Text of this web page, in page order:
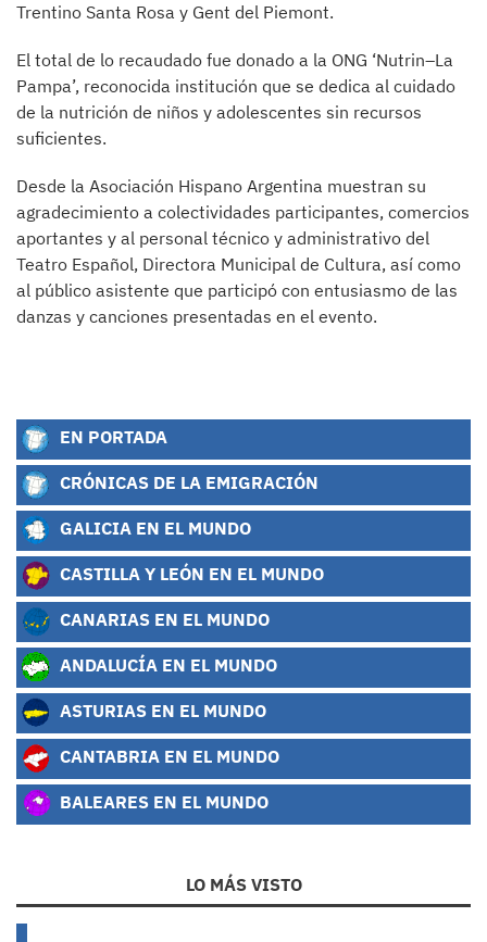
Trentino Santa Rosa y Gent del Piemont.
El total de lo recaudado fue donado a la ONG ‘Nutrin–La
Pampa’, reconocida institución que se dedica al cuidado
de la nutrición de niños y adolescentes sin recursos
suficientes.
Desde la Asociación Hispano Argentina muestran su
agradecimiento a colectividades participantes, comercios
aportantes y al personal técnico y administrativo del
Teatro Español, Directora Municipal de Cultura, así como
al público asistente que participó con entusiasmo de las
danzas y canciones presentadas en el evento.
EN PORTADA
CRÓNICAS DE LA EMIGRACIÓN
GALICIA EN EL MUNDO
CASTILLA Y LEÓN EN EL MUNDO
CANARIAS EN EL MUNDO
ANDALUCÍA EN EL MUNDO
ASTURIAS EN EL MUNDO
CANTABRIA EN EL MUNDO
BALEARES EN EL MUNDO
LO MÁS VISTO